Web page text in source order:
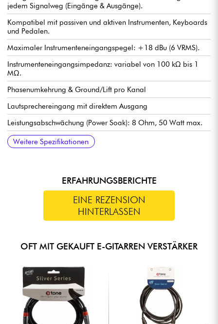
jedem Signalweg (Eingänge & Ausgänge).
Kompatibel mit passiven und aktiven Instrumenten, Keyboards
und Pedalen.
Maximaler Instrumenteneingangspegel: +18 dBu (6 VRMS).
Instrumenteneingangsimpedanz: variabel von 100 kΩ bis 1
MΩ.
Phasenumkehrung & Ground/Lift pro Kanal
Lautsprechereingang mit direktem Ausgang
Leistungsabschwächung (Power Soak): 8 Ohm, 50 Watt max.
Kontinuierliche Kontrolle des Ausgangspegels Reamp für
Dämpfung oder Verstärkung.
Symmetrische Line-Level-Eingänge/Ausgänge über XLR und
6,35-mm-Klinke (keine Phantomspeisung erforderlich).
Reamp-Ausgangspegel: stufenlos dämpfend bis verstärkend.
Vollständig aktive Schaltung mit extrem rauscharmer
Konstruktion.
Interne universelle AC-Stromversorgung
Abmessungen (mm): 297 x 162x 107
Gewicht: 1.63 Kg
Weitere Spezifikationen
ERFAHRUNGSBERICHTE
EINE REZENSION
HINTERLASSEN
OFT MIT GEKAUFT E-GITARREN VERSTÄRKER